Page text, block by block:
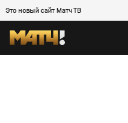
Это новый сайт Матч ТВ